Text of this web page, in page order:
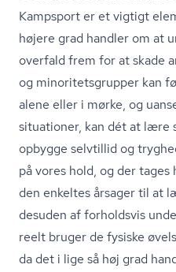
Kampsport er et vigtigt
højere grad handler om at
overfald frem for at skade
og mi­no­ri­tets­grup­per kan
alene eller i mørke, og
situationer, kan dét at lære
opbygge selvtillid og
på vores hold, og der
den enkeltes årsager til at
desuden af forholdsvis
reelt bruger de fysiske
da det i lige så høj grad